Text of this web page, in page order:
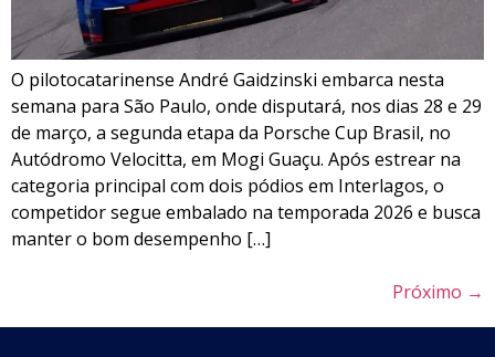
O pilotocatarinense André Gaidzinski embarca nesta
semana para São Paulo, onde disputará, nos dias 28 e 29
de março, a segunda etapa da Porsche Cup Brasil, no
Autódromo Velocitta, em Mogi Guaçu. Após estrear na
categoria principal com dois pódios em Interlagos, o
competidor segue embalado na temporada 2026 e busca
manter o bom desempenho […]
Próximo →